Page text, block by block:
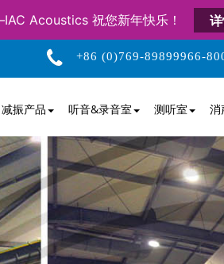
Acoustics 祝您新年快乐！
+86 (0)769-89899966-
减振产品 听音&录音室 测听室 消